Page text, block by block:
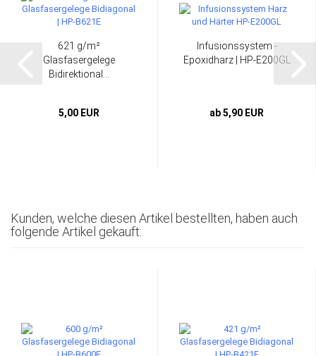
621 g/m²
Glasfasergelege
Bidirektional...
5,00 EUR
Infusionssystem -
Epoxidharz | HP-E200GL
ab 5,90 EUR
Kunden, welche diesen Artikel bestellten, haben auch
folgende Artikel gekauft: